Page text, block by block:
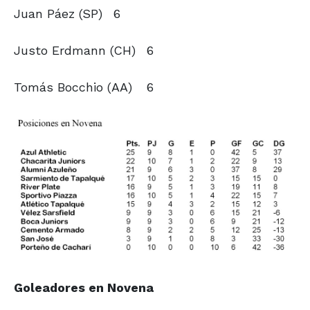
Juan Páez (SP) 6
Justo Erdmann (CH) 6
Tomás Bocchio (AA) 6
Goleadores en Novena